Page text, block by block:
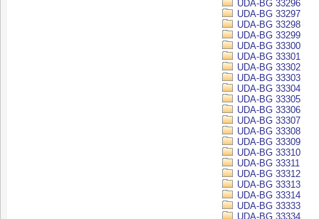
UDA-BG 33296
UDA-BG 33297
UDA-BG 33298
UDA-BG 33299
UDA-BG 33300
UDA-BG 33301
UDA-BG 33302
UDA-BG 33303
UDA-BG 33304
UDA-BG 33305
UDA-BG 33306
UDA-BG 33307
UDA-BG 33308
UDA-BG 33309
UDA-BG 33310
UDA-BG 33311
UDA-BG 33312
UDA-BG 33313
UDA-BG 33314
UDA-BG 33333
UDA-BG 33334